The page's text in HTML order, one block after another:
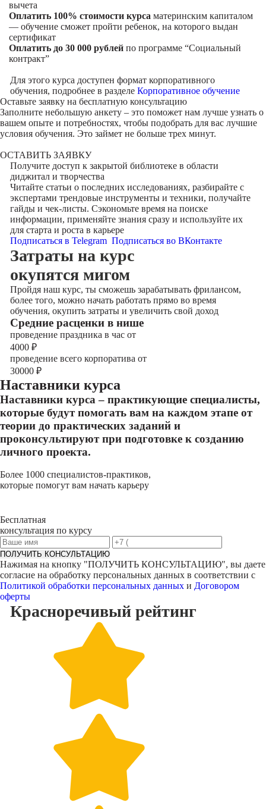
вычета
Оплатить 100% стоимости курса материнским капиталом
— обучение сможет пройти ребенок, на которого выдан
сертификат
Оплатить до 30 000 рублей по программе “Социальный
контракт”
Для этого курса доступен формат корпоративного
обучения, подробнее в разделе Корпоративное обучение
Оставьте заявку на бесплатную консультацию
Заполните небольшую анкету – это поможет нам лучше узнать о
вашем опыте и потребностях, чтобы подобрать для вас лучшие
условия обучения. Это займет не больше трех минут.
ОСТАВИТЬ ЗАЯВКУ
Получите доступ к закрытой библиотекев области
диджитал и творчества
Читайте статьи о последних исследованиях, разбирайте с
экспертами трендовые инструменты и техники, получайте
гайды и чек-листы. Сэкономьте время на поиске
информации, применяйте знания сразу и используйте их
для старта и роста в карьере
Подписаться в Telegram Подписаться во ВКонтакте
Затраты на курс
окупятся мигом
Пройдя наш курс, ты сможешь зарабатывать фрилансом,
более того, можно начать работать прямо во время
обучения, окупить затраты и увеличить свой доход
Cредние расценки в нише
проведение праздника в час от
4000 ₽
проведение всего корпоратива от
30000 ₽
Наставники курса
Наставники курса – практикующие специалисты,
которые будут помогать вам на каждом этапе от
теории до практических заданий и
проконсультируют при подготовке к созданию
личного проекта.
Более 1000 специалистов-практиков,
которые помогут вам начать карьеру
Бесплатная
консультация по курсу
ПОЛУЧИТЬ КОНСУЛЬТАЦИЮ
Нажимая на кнопку "ПОЛУЧИТЬ КОНСУЛЬТАЦИЮ", вы даете
согласие на обработку персональных данных в соответствии с
Политикой обработки персональных данных и Договором
оферты
Красноречивый рейтинг